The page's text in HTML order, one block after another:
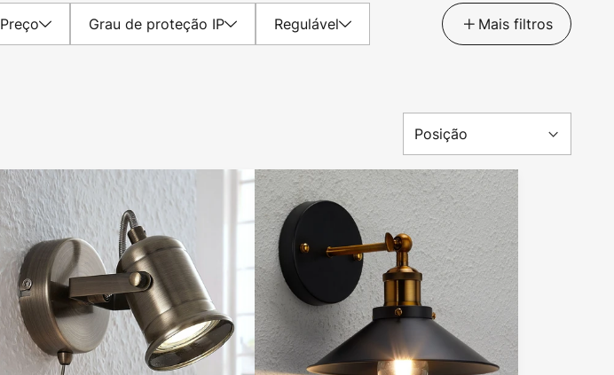
Preço Grau de proteção IP Regulável Mais filtros